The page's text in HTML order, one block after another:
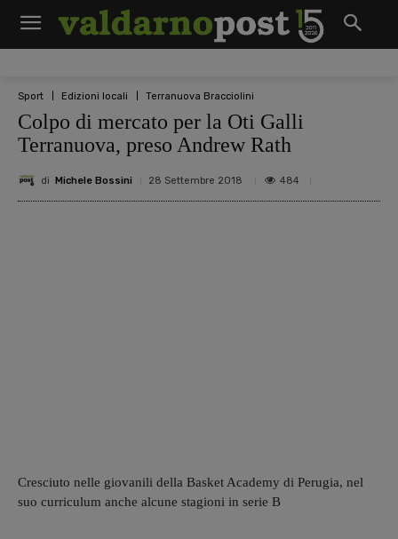
Sport Edizioni locali Terranuova Bracciolini
Colpo di mercato per la Oti Galli
Terranuova, preso Andrew Rath
di Michele Bossini 28 Settembre 2018 484
Cresciuto nelle giovanili della Basket Academy di Perugia, nel
suo curriculum anche alcune stagioni in serie B